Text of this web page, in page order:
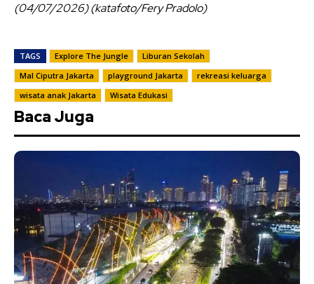
(04/07/2026) (katafoto/Fery Pradolo)
TAGS Explore The Jungle
Liburan Sekolah
Mal Ciputra Jakarta
playground Jakarta
rekreasi keluarga
wisata anak Jakarta
Wisata Edukasi
Baca Juga